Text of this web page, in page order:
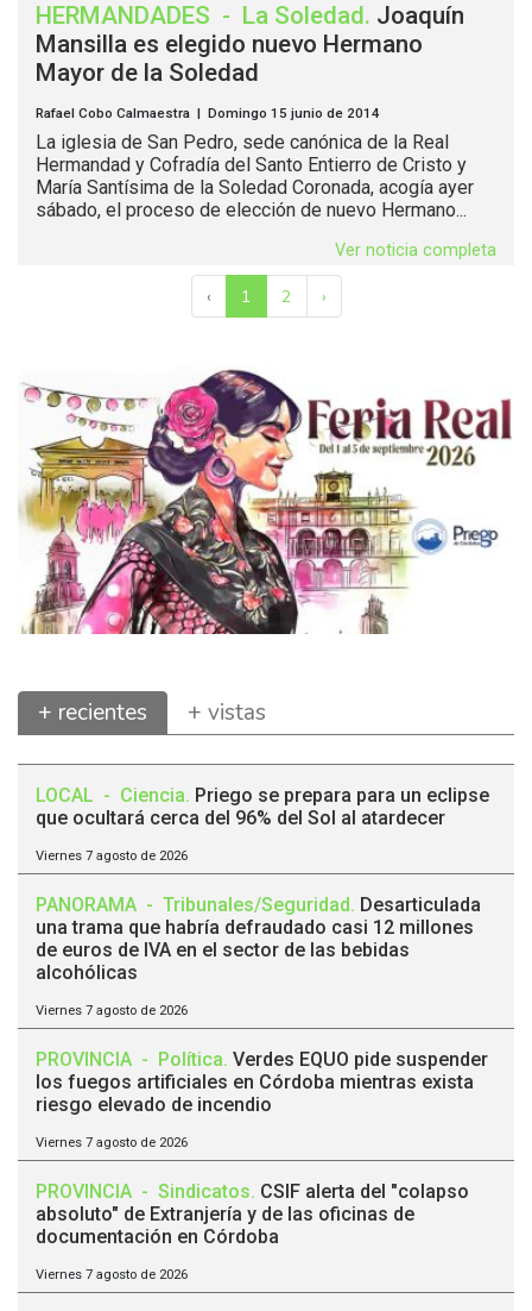
HERMANDADES - La Soledad. Joaquín
Mansilla es elegido nuevo Hermano
Mayor de la Soledad
Rafael Cobo Calmaestra | Domingo 15 junio de 2014
La iglesia de San Pedro, sede canónica de la Real
Hermandad y Cofradía del Santo Entierro de Cristo y
María Santísima de la Soledad Coronada, acogía ayer
sábado, el proceso de elección de nuevo Hermano...
Ver noticia completa
‹ 1 2 ›
+ recientes + vistas
LOCAL - Ciencia. Priego se prepara para un eclipse
que ocultará cerca del 96% del Sol al atardecer
Viernes 7 agosto de 2026
PANORAMA - Tribunales/Seguridad. Desarticulada
una trama que habría defraudado casi 12 millones
de euros de IVA en el sector de las bebidas
alcohólicas
Viernes 7 agosto de 2026
PROVINCIA - Política. Verdes EQUO pide suspender
los fuegos artificiales en Córdoba mientras exista
riesgo elevado de incendio
Viernes 7 agosto de 2026
PROVINCIA - Sindicatos. CSIF alerta del "colapso
absoluto" de Extranjería y de las oficinas de
documentación en Córdoba
Viernes 7 agosto de 2026